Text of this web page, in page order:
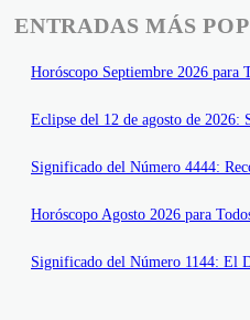
ENTRADAS MÁS
Horóscopo Septiembre 2026 para
Eclipse del 12 de agosto de 2026:
Significado del Número 4444:
Horóscopo Agosto 2026 para
Significado del Número 1144: El